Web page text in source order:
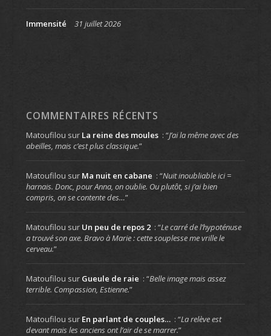
Immensité 31 juillet 2026
COMMENTAIRES RÉCENTS
Matoufilou sur La reine des moules : “J’ai la même avec des
abeilles, mais c’est plus classique.”
Matoufilou sur Ma nuit en cabane : “Nuit inoubliable ici =
harnais. Donc, pour Anna, on oublie. Ou plutôt, si j’ai bien
compris, on se contente des…”
Matoufilou sur Un peu de repos 2 : “Le carré de l’hypoténuse
a trouvé son axe. Bravo à Marie : cette souplesse me vrille le
cerveau.”
Matoufilou sur Gueule de raie : “Belle image mais assez
terrible. Compassion, Estienne.”
Matoufilou sur En parlant de couples… : “La relève est
devant mais les anciens ont l’air de se marrer.”